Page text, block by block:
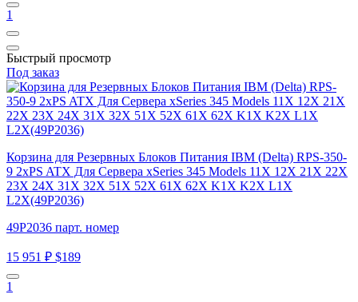
1
Быстрый просмотр
Под заказ
Корзина для Резервных Блоков Питания IBM (Delta) RPS-350-
9 2xPS ATX Для Сервера xSeries 345 Models 11X 12X 21X 22X
23X 24X 31X 32X 51X 52X 61X 62X K1X K2X L1X
L2X(49P2036)
49P2036 парт. номер
15 951 ₽ $189
1